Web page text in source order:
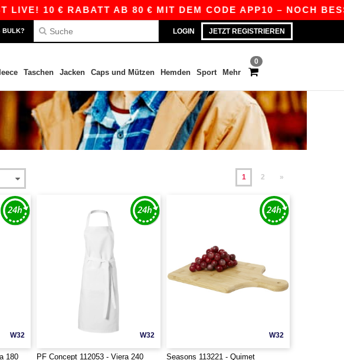
€ RABATT AB 80 € MIT DEM CODE APP10 – NOCH BESSERE
LOGIN JETZT REGISTRIEREN
BULK?
0
Taschen Jacken Caps und Mützen Hemden Sport Mehr
1 2 »
W32
180
W32
PF Concept 112053 - Viera 240
W32
Seasons 113221 - Quimet